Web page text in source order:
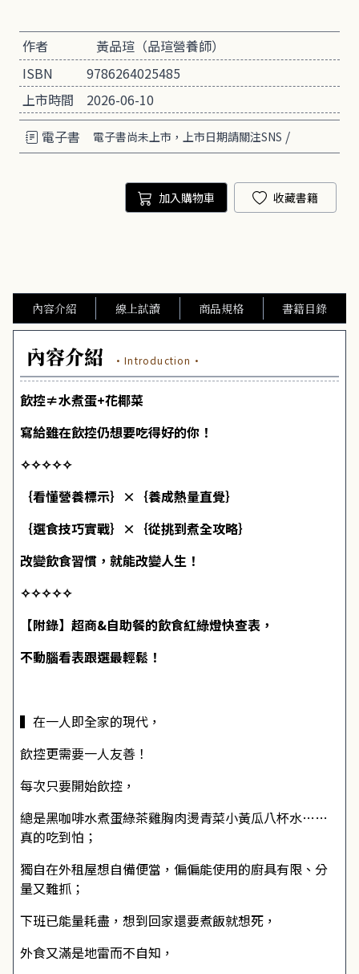
作者
黃品瑄（品瑄營養師）
ISBN
9786264025485
上市時間
2026-06-10
電子書
電子書尚未上市，上市日期請關注SNS /
加入購物車 收藏書籍
內容介紹 線上試讀 商品規格 書籍目錄
內容介紹 ·Introduction·
飲控≠水煮蛋+花椰菜
寫給雖在飲控仍想要吃得好的你！
✧✧✧✧✧
｛看懂營養標示｝×｛養成熱量直覺｝
｛選食技巧實戰｝×｛從挑到煮全攻略｝
改變飲食習慣，就能改變人生！
✧✧✧✧✧
【附錄】超商&自助餐的飲食紅綠燈快查表，
不動腦看表跟選最輕鬆！
▍在一人即全家的現代，
飲控更需要一人友善！
每次只要開始飲控，
總是黑咖啡水煮蛋綠茶雞胸肉燙青菜小黃瓜八杯水……
真的吃到怕；
獨自在外租屋想自備便當，偏偏能使用的廚具有限、分
量又難抓；
下班已能量耗盡，想到回家還要煮飯就想死，
外食又滿是地雷而不自知，